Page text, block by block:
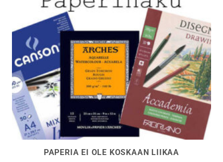
PAPERIA EI OLE KOSKAAN LIIKAA